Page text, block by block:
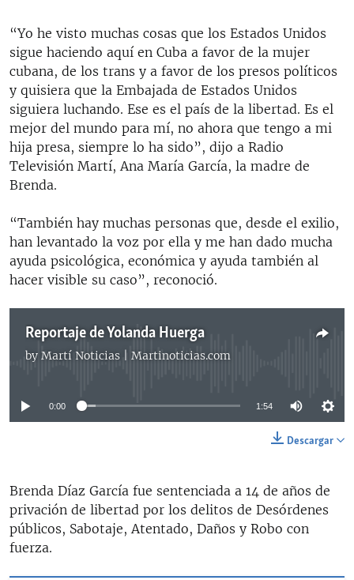
“Yo he visto muchas cosas que los Estados Unidos
sigue haciendo aquí en Cuba a favor de la mujer
cubana, de los trans y a favor de los presos políticos
y quisiera que la Embajada de Estados Unidos
siguiera luchando. Ese es el país de la libertad. Es el
mejor del mundo para mí, no ahora que tengo a mi
hija presa, siempre lo ha sido”, dijo a Radio
Televisión Martí, Ana María García, la madre de
Brenda.
“También hay muchas personas que, desde el exilio,
han levantado la voz por ella y me han dado mucha
ayuda psicológica, económica y ayuda también al
hacer visible su caso”, reconoció.
Reportaje de Yolanda Huerga
by Martí Noticias | Martinoticias.com
No media source currently available
0:00 1:54
Descargar
Brenda Díaz García fue sentenciada a 14 de años de
privación de libertad por los delitos de Desórdenes
públicos, Sabotaje, Atentado, Daños y Robo con
fuerza.